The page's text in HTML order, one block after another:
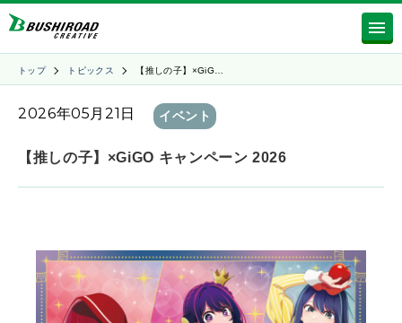
トップ トピックス 【推しの子】×GiG…
2026年05月21日 イベント
【推しの子】×GiGO キャンペーン 2026